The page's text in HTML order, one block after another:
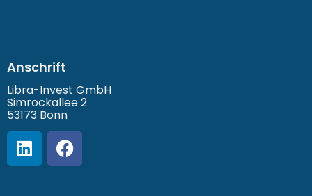
Anschrift
Libra-Invest GmbH
Simrockallee 2
53173 Bonn